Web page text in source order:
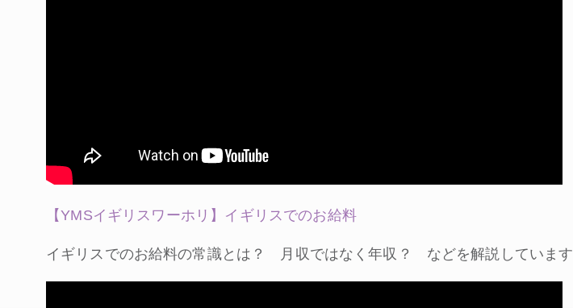
【YMSイギリスワーホリ】イギリスでのお給料
イギリスでのお給料の常識とは？ 月収ではなく年収？ などを解説しています